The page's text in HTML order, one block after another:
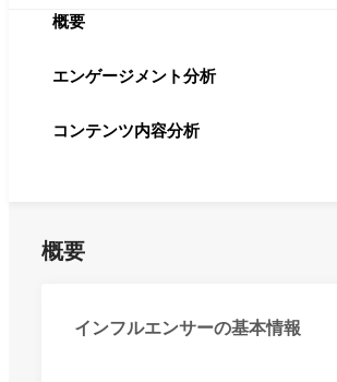
概要
エンゲージメント分析
コンテンツ内容分析
概要
インフルエンサーの基本情報